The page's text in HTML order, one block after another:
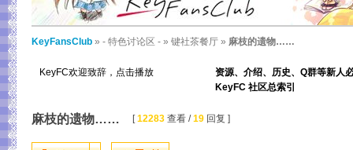
KeyFansClub » - 特色讨论区 - » 键社茶餐厅 » 麻枝的遗物……
KeyFC欢迎致辞，点击播放
资源、介绍、历史、Q群等新人
KeyFC 社区总索引
麻枝的遗物…… [12283 查看 /19 回复 ]